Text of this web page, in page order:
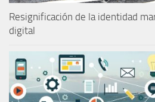
Resignificación de la identidad
digital